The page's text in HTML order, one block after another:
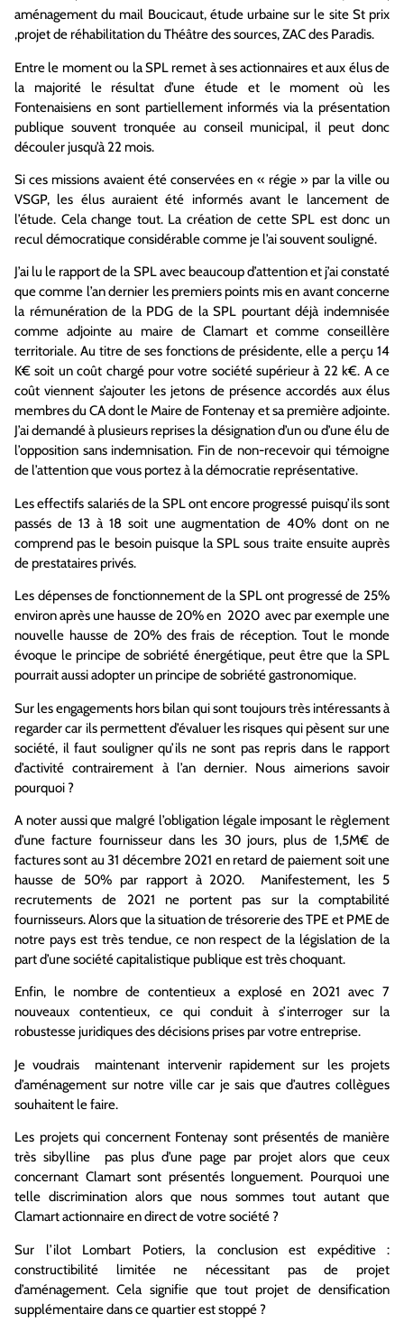
aménagement du mail Boucicaut, étude urbaine sur le site St prix
,projet de réhabilitation du Théâtre des sources, ZAC des Paradis.
Entre le moment ou la SPL remet à ses actionnaires et aux élus de
la majorité le résultat d’une étude et le moment où les
Fontenaisiens en sont partiellement informés via la présentation
publique souvent tronquée au conseil municipal, il peut donc
découler jusqu’à 22 mois.
Si ces missions avaient été conservées en « régie » par la ville ou
VSGP, les élus auraient été informés avant le lancement de
l’étude. Cela change tout. La création de cette SPL est donc un
recul démocratique considérable comme je l’ai souvent souligné.
J’ai lu le rapport de la SPL avec beaucoup d’attention et j’ai constaté
que comme l’an dernier les premiers points mis en avant concerne
la rémunération de la PDG de la SPL pourtant déjà indemnisée
comme adjointe au maire de Clamart et comme conseillère
territoriale. Au titre de ses fonctions de présidente, elle a perçu 14
K€ soit un coût chargé pour votre société supérieur à 22 k€. A ce
coût viennent s’ajouter les jetons de présence accordés aux élus
membres du CA dont le Maire de Fontenay et sa première adjointe.
J’ai demandé à plusieurs reprises la désignation d’un ou d’une élu de
l’opposition sans indemnisation. Fin de non-recevoir qui témoigne
de l’attention que vous portez à la démocratie représentative.
Les effectifs salariés de la SPL ont encore progressé puisqu’ils sont
passés de 13 à 18 soit une augmentation de 40% dont on ne
comprend pas le besoin puisque la SPL sous traite ensuite auprès
de prestataires privés.
Les dépenses de fonctionnement de la SPL ont progressé de 25%
environ après une hausse de 20% en 2020 avec par exemple une
nouvelle hausse de 20% des frais de réception. Tout le monde
évoque le principe de sobriété énergétique, peut être que la SPL
pourrait aussi adopter un principe de sobriété gastronomique.
Sur les engagements hors bilan qui sont toujours très intéressants à
regarder car ils permettent d’évaluer les risques qui pèsent sur une
société, il faut souligner qu’ils ne sont pas repris dans le rapport
d’activité contrairement à l’an dernier. Nous aimerions savoir
pourquoi ?
A noter aussi que malgré l’obligation légale imposant le règlement
d’une facture fournisseur dans les 30 jours, plus de 1,5M€ de
factures sont au 31 décembre 2021 en retard de paiement soit une
hausse de 50% par rapport à 2020. Manifestement, les 5
recrutements de 2021 ne portent pas sur la comptabilité
fournisseurs. Alors que la situation de trésorerie des TPE et PME de
notre pays est très tendue, ce non respect de la législation de la
part d’une société capitalistique publique est très choquant.
Enfin, le nombre de contentieux a explosé en 2021 avec 7
nouveaux contentieux, ce qui conduit à s’interroger sur la
robustesse juridiques des décisions prises par votre entreprise.
Je voudrais maintenant intervenir rapidement sur les projets
d’aménagement sur notre ville car je sais que d’autres collègues
souhaitent le faire.
Les projets qui concernent Fontenay sont présentés de manière
très sibylline pas plus d’une page par projet alors que ceux
concernant Clamart sont présentés longuement. Pourquoi une
telle discrimination alors que nous sommes tout autant que
Clamart actionnaire en direct de votre société ?
Sur l’ilot Lombart Potiers, la conclusion est expéditive :
constructibilité limitée ne nécessitant pas de projet
d’aménagement. Cela signifie que tout projet de densification
supplémentaire dans ce quartier est stoppé ?